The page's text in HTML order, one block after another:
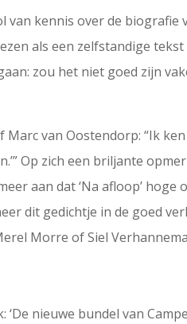
van kennis over de biografie
als een zelfstandige
zou het niet goed zijn
Marc van Oostendorp: “Ik
Op zich een briljante
aan dat ‘Na afloop’
dit gedichtje in de goed
Morre of Siel
nieuwe bundel van